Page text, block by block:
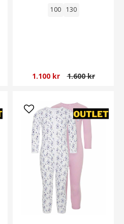
100 130
1.100 kr 1.600 kr